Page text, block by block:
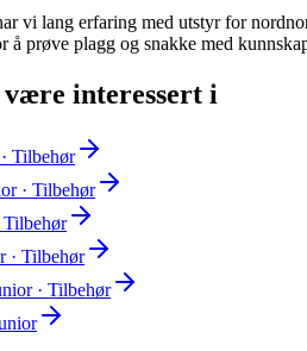
vi lang erfaring med utstyr for
å prøve plagg og snakke med
være interessert i
Tilbehør
· Tilbehør
Tilbehør
· Tilbehør
· Tilbehør